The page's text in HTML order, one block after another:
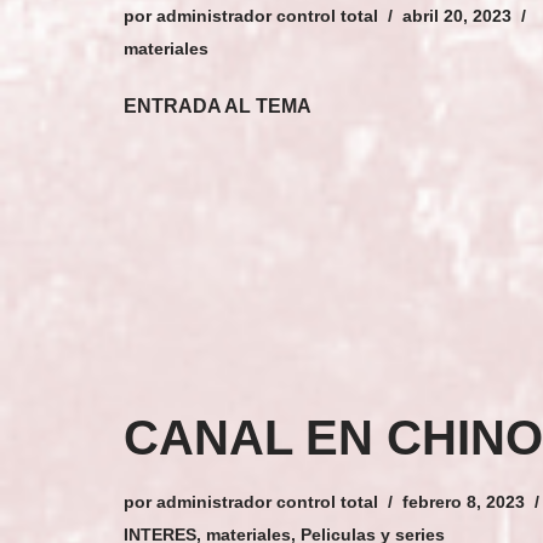
poradministrador control total
abril 20, 2023
materiales
ENTRADA AL TEMA
CANAL EN CHINO
poradministrador control total
febrero 8, 2023
INTERES, materiales, Peliculas y series